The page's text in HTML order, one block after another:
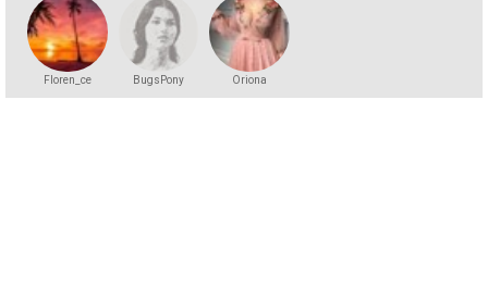
Floren_ce BugsPony Oriona